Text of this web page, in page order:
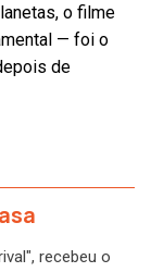
o filme
— foi o
de
recebeu o